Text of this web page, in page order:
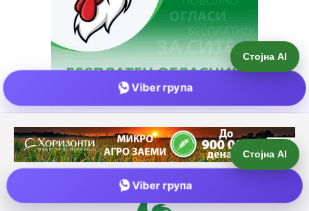
Стојна AI
Viber група